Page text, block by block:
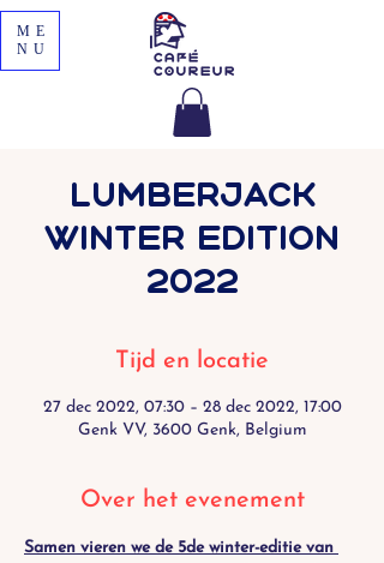
ME
NU
LUMBERJACK
WINTER EDITION
2022
Tijd en locatie
27 dec 2022, 07:30 – 28 dec 2022, 17:00
Genk VV, 3600 Genk, Belgium
Over het evenement
Samen vieren we de 5de winter-editie van